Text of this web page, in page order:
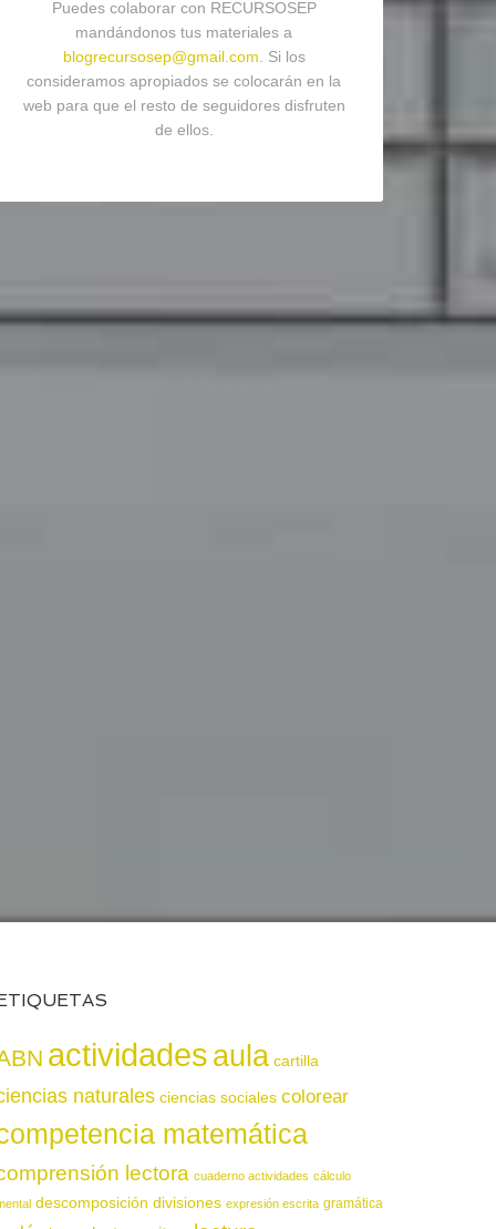
Puedes colaborar con RECURSOSEP
mandándonos tus materiales a
blogrecursosep@gmail.com . Si los
consideramos apropiados se colocarán en la
web para que el resto de seguidores disfruten
de ellos.
actividadesaula cartilla
naturales ciencias sociales colorear
matemática
lectora cuaderno actividades cálculo
descomposición divisiones expresión escrita gramática